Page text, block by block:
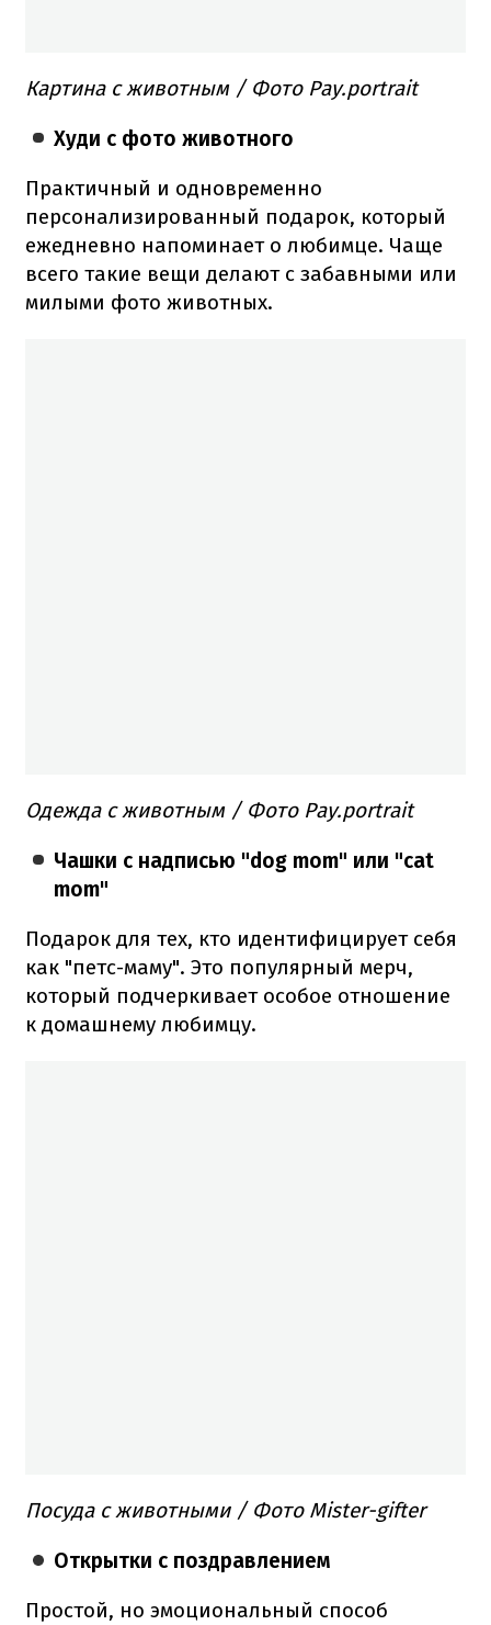
Картина с животным / Фото Рау.portrait
Худи с фото животного
Практичный и одновременно
персонализированный подарок, который
ежедневно напоминает о любимце. Чаще
всего такие вещи делают с забавными или
милыми фото животных.
Одежда с животным / Фото Рау.portrait
Чашки с надписью "dog mom" или "cat
mom"
Подарок для тех, кто идентифицирует себя
как "петс-маму". Это популярный мерч,
который подчеркивает особое отношение
к домашнему любимцу.
Посуда с животными / Фото Mister-gifter
Открытки с поздравлением
Простой, но эмоциональный способ